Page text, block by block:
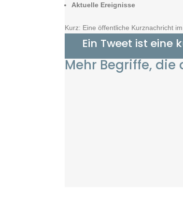
Aktuelle Ereignisse
Kurz: Eine öffentliche Kurznachricht
Ein Tweet ist eine
Mehr Begriffe,